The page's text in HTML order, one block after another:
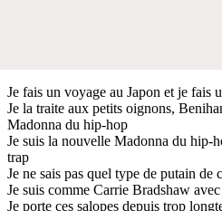
Je fais un voyage au Japon et je fais
Je la traite aux petits oignons,
Madonna du hip-hop
Je suis la nouvelle Madonna du hip-
trap
Je ne sais pas quel type de putain de
Je suis comme Carrie Bradshaw
Je porte ces salopes depuis trop